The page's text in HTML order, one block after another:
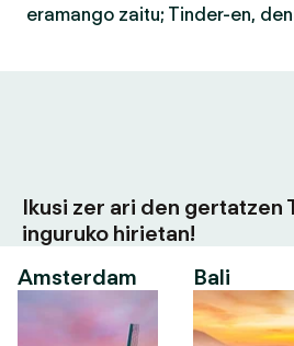
eramango zaitu; Tinder-en,
Ikusi zer ari den gertatzen
inguruko hirietan!
Amsterdam
Bali